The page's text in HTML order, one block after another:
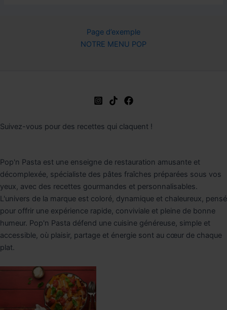
Page d’exemple
NOTRE MENU POP
Suivez-vous pour des recettes qui claquent !
Pop'n Pasta est une enseigne de restauration amusante et
décomplexée, spécialiste des pâtes fraîches préparées sous vos
yeux, avec des recettes gourmandes et personnalisables.
L'univers de la marque est coloré, dynamique et chaleureux, pensé
pour offrir une expérience rapide, conviviale et pleine de bonne
humeur. Pop'n Pasta défend une cuisine généreuse, simple et
accessible, où plaisir, partage et énergie sont au cœur de chaque
plat.